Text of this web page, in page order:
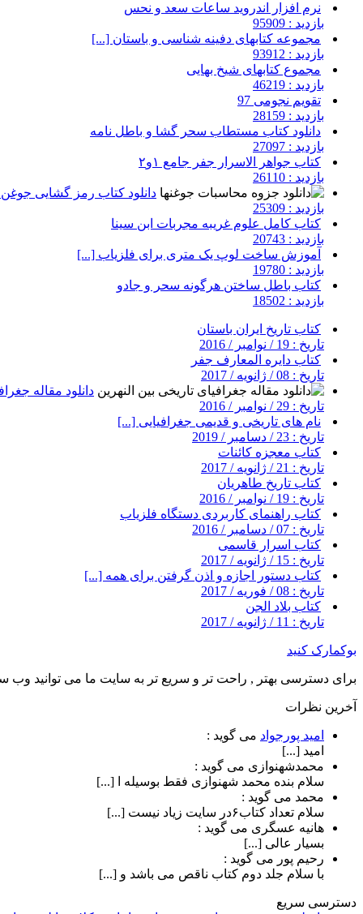
نرم افزار اندروید ساعات سعد و نحس
بازدید : 95909
مجموعه کتابهای دفینه شناسی و باستان [...]
بازدید : 93912
مجموع کتابهای شیخ بهایی
بازدید : 46219
تقویم نجومی 97
بازدید : 28159
دانلود کتاب مستطاب سحر گشا و باطل نامه
بازدید : 27097
کتاب جواهر الاسرار جفر جامع ۱و۲
بازدید : 26110
دانلود کتاب رمز گشایی
بازدید : 25309
کتاب کامل علوم غریبه مجربات ابن سینا
بازدید : 20743
آموزش ساخت لوپ یک متری برای فلزیاب [...]
بازدید : 19780
کتاب باطل ساختن هرگونه سحر و جادو
بازدید : 18502
کتاب تاریخ ایران باستان
تاریخ : 19 / نوامبر / 2016
کتاب دایره المعارف جفر
تاریخ : 08 / ژانویه / 2017
دانلود مقاله
تاریخ : 29 / نوامبر / 2016
نام های تاریخی و قدیمی جغرافیایی [...]
تاریخ : 23 / دسامبر / 2019
کتاب معجزه کائنات
تاریخ : 21 / ژانویه / 2017
کتاب تاریخ طاهریان
تاریخ : 19 / نوامبر / 2016
کتاب راهنمای کاربردی دستگاه فلزیاب
تاریخ : 07 / دسامبر / 2016
کتاب اسرار قاسمی
تاریخ : 15 / ژانویه / 2017
کتاب دستور اجازه و اذن گرفتن برای همه [...]
تاریخ : 08 / فوریه / 2017
کتاب بلاد الجن
تاریخ : 11 / ژانویه / 2017
بوکمارک کنید
برای دسترسی بهتر , راحت تر و سریع تر به سایت ما می توانید وب
آخرین نظرات
امید پورجواد می گوید :
امید [...]
محمدشهنوازی می گوید :
سلام بنده محمد شهنوازی فقط بوسیله ا [...]
محمد می گوید :
سلام تعداد کتاب۶در سایت زیاد نیست [...]
هانیه عسگری می گوید :
بسیار عالی [...]
رحیم پور می گوید :
با سلام جلد دوم کتاب ناقص می باشد و [...]
دسترسی سریع